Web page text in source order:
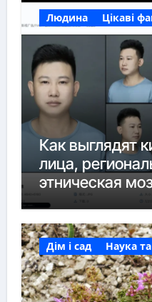
Людина Цікаві
Как выглядят
лица,
этническая
Дім і сад Наука